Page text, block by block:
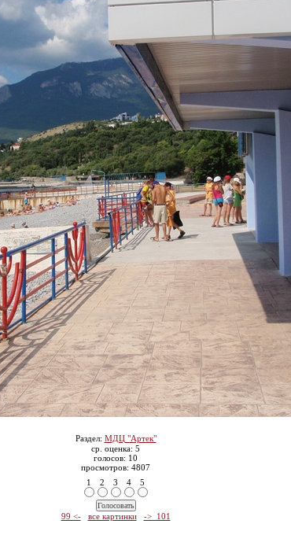
Раздел: МДЦ "Артек"
ср. оценка: 5
голосов: 10
просмотров: 4807
1
2 3 4 5
99 <- все картинки -> 101